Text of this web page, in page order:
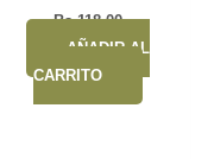
Bs.118,00
AÑADIR AL
CARRITO